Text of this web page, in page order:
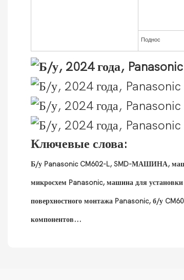
Поднос
Ключевые слова:
Б/у Panasonic CM602-L, SMD-МАШИНА,
микросхем Panasonic, машина для
поверхностного монтажа Panasonic, б/у
компонентов...